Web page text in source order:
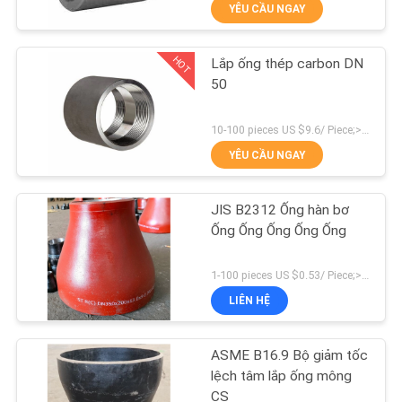
CHÚNG
THAM
NHÀ
MÁY
KIỂM
SOÁT
CHẤT
LƯỢNG
Tê nối ống
Ống nối uốn cong
32
YÊU CẦU NGAY
HOT
Lắp ống thép carbon DN
50
YÊU CẦU NGAY
JIS B2312 Ống hàn bơ
Ống Ống Ống Ống Ống
1-100 pieces US $0.53/ Piece;>100 pieces US $0.41/ Piece MOQ:1 miếng
LIÊN HỆ
ASME B16.9 Bộ giảm tốc
lệch tâm lắp ống mông
CS